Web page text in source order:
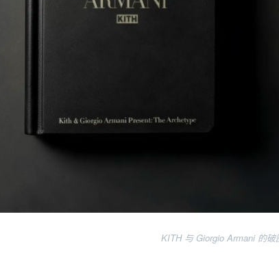
KITH 与 Giorgio Armani 的